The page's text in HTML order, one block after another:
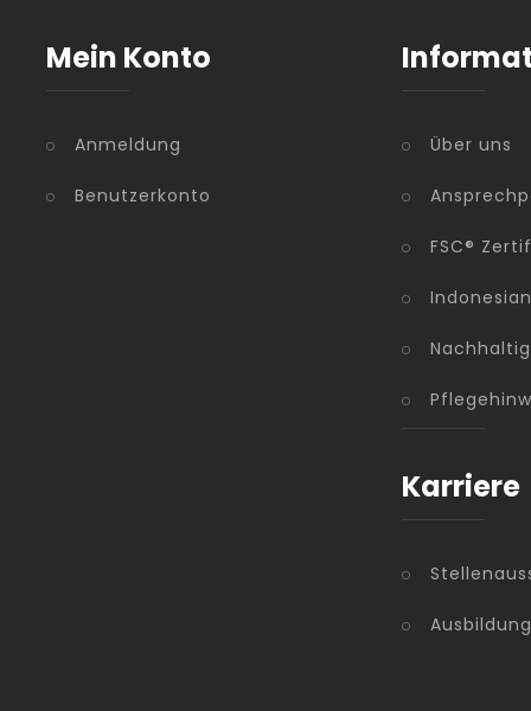
Mein Konto
Anmeldung
Benutzerkonto
Über uns
FSC®
Karriere
Ausbildung